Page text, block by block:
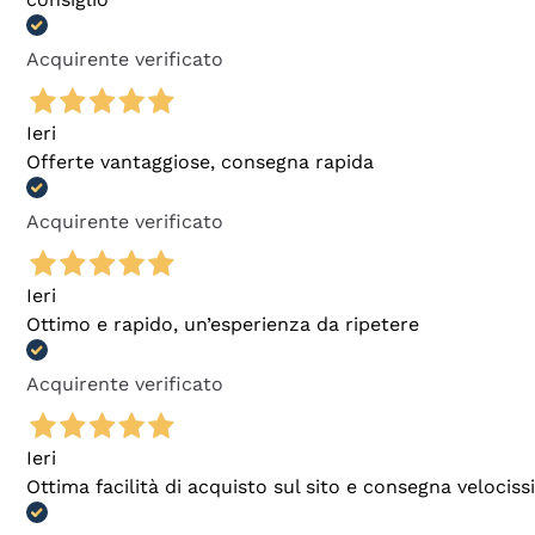
Acquirente verificato
Ieri
Offerte vantaggiose, consegna rapida
Acquirente verificato
Ieri
Ottimo e rapido, un’esperienza da ripetere
Acquirente verificato
Ieri
Ottima facilità di acquisto sul sito e consegna